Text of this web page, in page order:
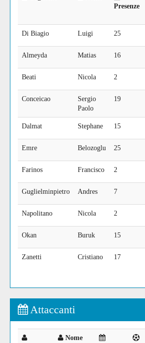
Presenze
Di Biagio Luigi 25
Almeyda Matias 16
Beati Nicola 2
Conceicao
Sergio
Paolo
19
Dalmat Stephane 15
Emre Belozoglu 25
Farinos Francisco 2
Guglielminpietro Andres 7
Napolitano Nicola 2
Okan Buruk 15
Zanetti Cristiano 17
Attaccanti
Nome